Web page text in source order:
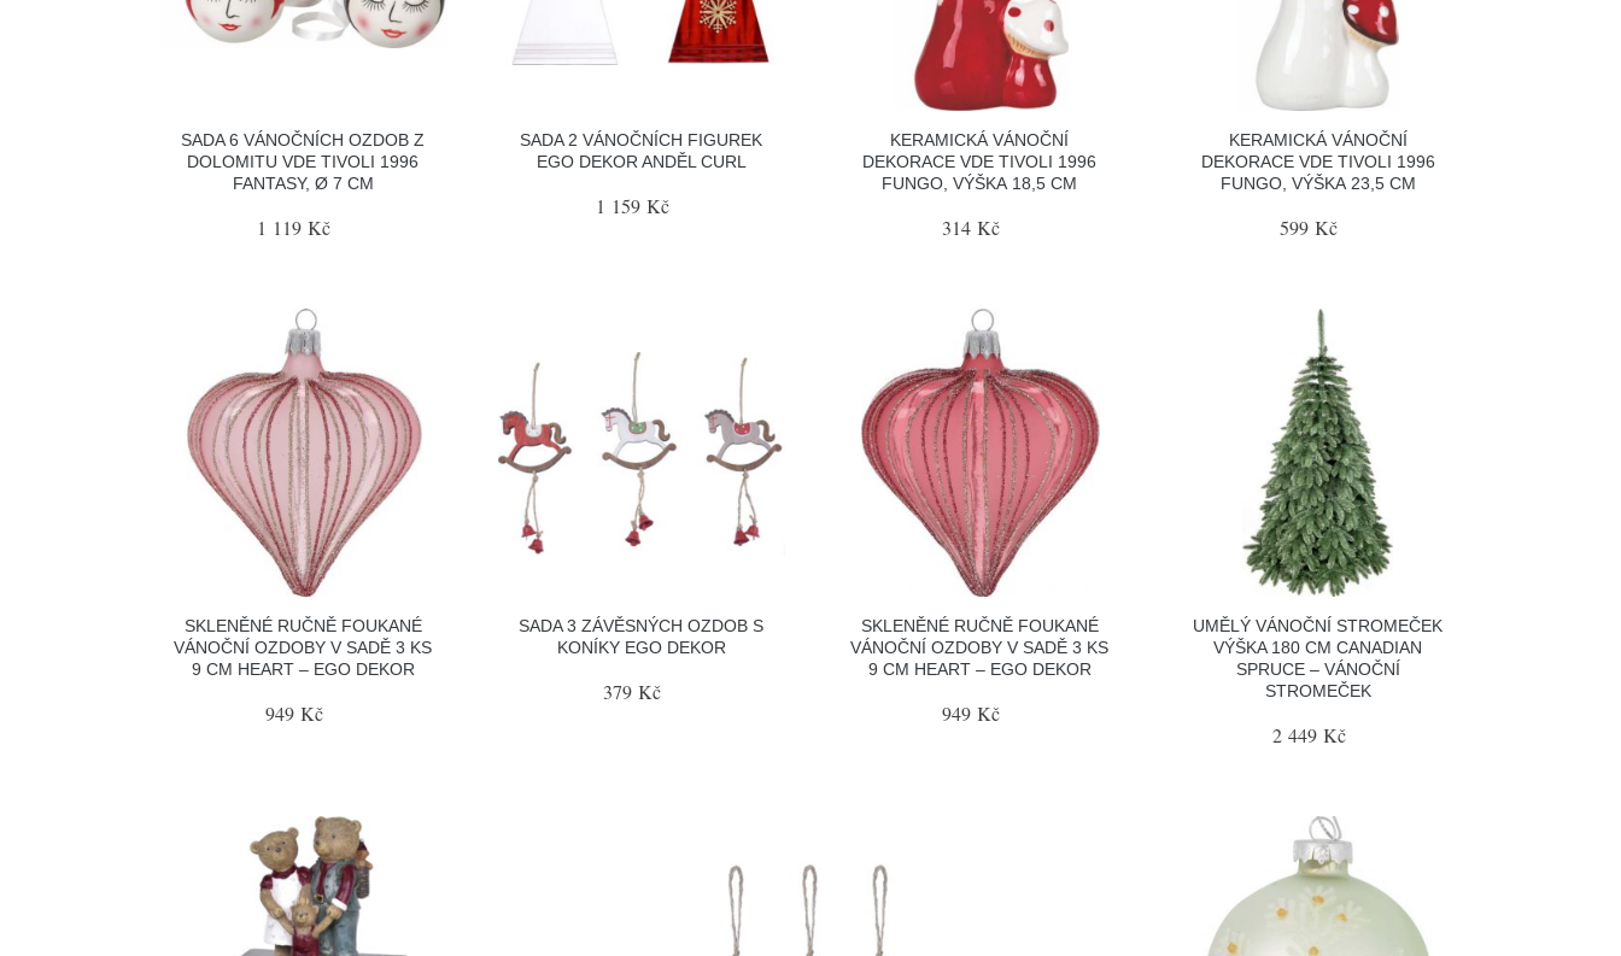
SADA 6 VÁNOČNÍCH OZDOB Z
DOLOMITU VDE TIVOLI 1996
FANTASY, Ø 7 CM
1 119 Kč
SADA 2 VÁNOČNÍCH FIGUREK
EGO DEKOR ANDĚL CURL
1 159 Kč
KERAMICKÁ VÁNOČNÍ
DEKORACE VDE TIVOLI 1996
FUNGO, VÝŠKA 18,5 CM
314 Kč
KERAMICKÁ VÁNOČNÍ
DEKORACE VDE TIVOLI 1996
FUNGO, VÝŠKA 23,5 CM
599 Kč
SKLENĚNÉ RUČNĚ FOUKANÉ
VÁNOČNÍ OZDOBY V SADĚ 3 KS
9 CM HEART – EGO DEKOR
949 Kč
SADA 3 ZÁVĚSNÝCH OZDOB S
KONÍKY EGO DEKOR
379 Kč
SKLENĚNÉ RUČNĚ FOUKANÉ
VÁNOČNÍ OZDOBY V SADĚ 3 KS
9 CM HEART – EGO DEKOR
949 Kč
UMĚLÝ VÁNOČNÍ STROMEČEK
VÝŠKA 180 CM CANADIAN
SPRUCE – VÁNOČNÍ
STROMEČEK
2 449 Kč